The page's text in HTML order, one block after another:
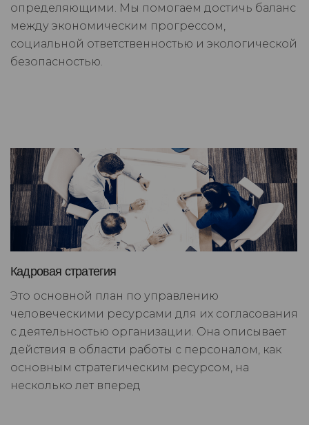
определяющими. Мы помогаем достичь баланс
между экономическим прогрессом,
социальной ответственностью и экологической
безопасностью.
Кадровая стратегия
Это основной план по управлению
человеческими ресурсами для их согласования
с деятельностью организации. Она описывает
действия в области работы с персоналом, как
основным стратегическим ресурсом, на
несколько лет вперед